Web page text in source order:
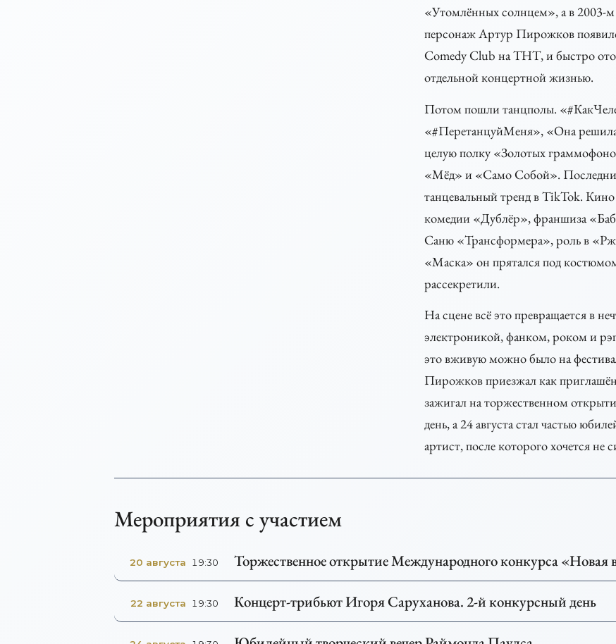
«Утомлённых солнцем», а в 2003-
персонаж Артур Пирожков
Comedy Club на ТНТ, и быстро
отдельной концертной жизнью.
Потом пошли танцполы.
«#ПеретанцуйМеня», «Она
целую полку «Золотых
«Мёд» и «Само Собой».
танцевальный тренд в TikTok. Кино
комедии «Дублёр», франшиза
Саню «Трансформера», роль в
«Маска» он прятался под
рассекретили.
На сцене всё это превращается в
электроникой, фанком, роком и
это вживую можно было на
Пирожков приезжал как
зажигал на торжественном
день, а 24 августа стал частью
артист, после которого хочется не
Мероприятия с участием
20 августа 19:30 Торжественное открытие Международного конкурса «Новая
22 августа 19:30 Концерт-трибьют Игоря Саруханова. 2-й конкурсный день